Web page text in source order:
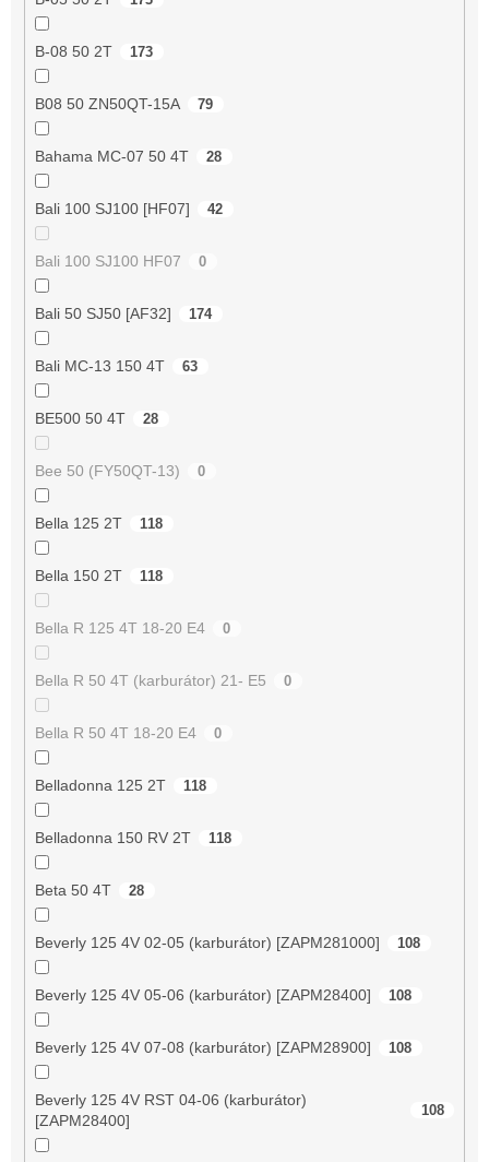
B-08 50 2T 173
B08 50 ZN50QT-15A 79
Bahama MC-07 50 4T 28
Bali 100 SJ100 [HF07] 42
Bali 100 SJ100 HF07 0
Bali 50 SJ50 [AF32] 174
Bali MC-13 150 4T 63
BE500 50 4T 28
Bee 50 (FY50QT-13) 0
Bella 125 2T 118
Bella 150 2T 118
Bella R 125 4T 18-20 E4 0
Bella R 50 4T (karburátor) 21- E5 0
Bella R 50 4T 18-20 E4 0
Belladonna 125 2T 118
Belladonna 150 RV 2T 118
Beta 50 4T 28
Beverly 125 4V 02-05 (karburátor) [ZAPM281000] 108
Beverly 125 4V 05-06 (karburátor) [ZAPM28400] 108
Beverly 125 4V 07-08 (karburátor) [ZAPM28900] 108
Beverly 125 4V RST 04-06 (karburátor)
[ZAPM28400]
108